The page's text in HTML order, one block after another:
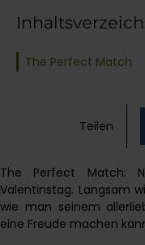
The Perfect Match
Teilen
The Perfect Match:
Valentinstag. Langsam
wie man seinem
eine Freude machen